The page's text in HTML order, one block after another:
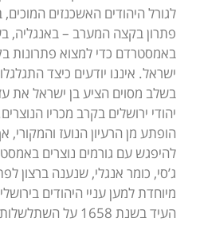
לגורל היהודים האשכנזים
פתרון בקצה המערב – באנגליה,
באמסטרדם כדי למצוא פתרונות
ישראל. איננו יודעים כיצד
בשלב מסוים הציע בן ישראל את
יהודי ירושלים בקרב מכריו
הופתע מן הרעיון הנועז
להיפגש עם גורמים נוצרים
ג’סי, כומר אנגלי, שנענה ברצון
מיוחדת למען עניי היהודים
העיד בשנת 1658 על השתלשלות העניינים: